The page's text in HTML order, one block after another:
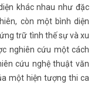
khác nhau như đặc
còn một bình diện
trữ tình thế sự và xu
nghiên cứu một cách
cứu nghệ thuật văn
một hiện tượng thi ca